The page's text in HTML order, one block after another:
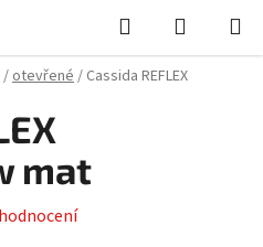
Hledat
KOŠÍK
/otevřené/ Cassida REFLEX
mat